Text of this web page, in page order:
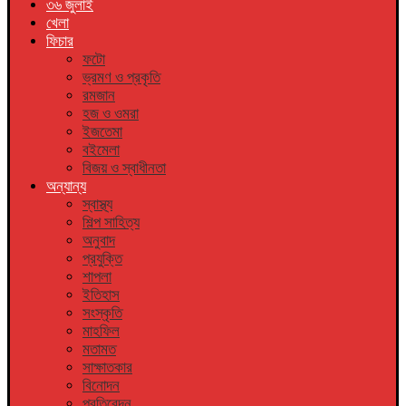
৩৬ জুলাই
খেলা
ফিচার
ফটো
ভ্রমণ ও প্রকৃতি
রমজান
হজ ও ওমরা
ইজতেমা
বইমেলা
বিজয় ও স্বাধীনতা
অন্যান্য
স্বাস্থ্য
শিল্প সাহিত্য
অনুবাদ
প্রযুক্তি
শাপলা
ইতিহাস
সংস্কৃতি
মাহফিল
মতামত
সাক্ষাতকার
বিনোদন